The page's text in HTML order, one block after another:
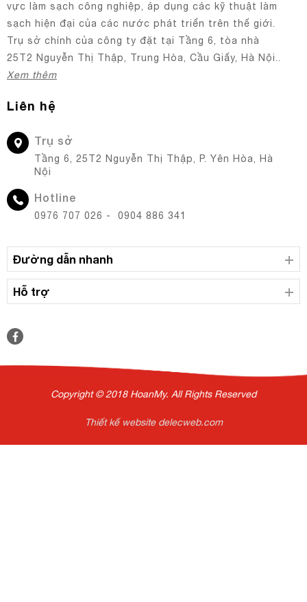
vực làm sạch công nghiệp, áp dụng các kỹ thuật làm
sạch hiện đại của các nước phát triển trên thế giới.
Trụ sở chính của công ty đặt tại Tầng 6, tòa nhà
25T2 Nguyễn Thị Thập, Trung Hòa, Cầu Giấy, Hà Nội..
Xem thêm
Liên hệ
Trụ sở
Tầng 6, 25T2 Nguyễn Thị Thập, P. Yên Hòa, Hà
Nội
Hotline
0976 707 026 - 0904 886 341
Đường dẫn nhanh
Hỗ trợ
Copyright © 2018 HoanMy. All Rights Reserved
Thiết kế website delecweb.com